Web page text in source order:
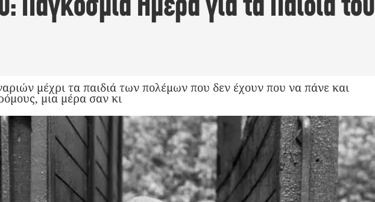
Παγκόσμια Ημέρα για τα Παιδιά του
μέχρι τα παιδιά των πολέμων που δεν έχουν που να πάνε και
μια μέρα σαν κι